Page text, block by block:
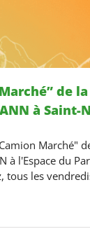
Marché”
à
Marché” de
à Saint-
Marché"
à l'Espace du
tous les